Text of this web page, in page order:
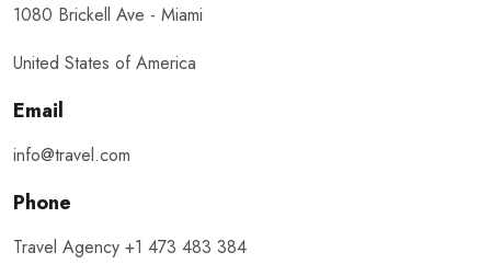
1080 Brickell Ave - Miami
United States of America
Email
info@travel.com
Phone
Travel Agency +1 473 483 384